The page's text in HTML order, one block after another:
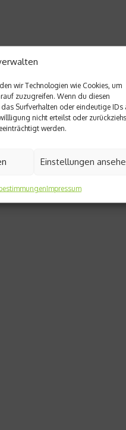
wir Technologien wie Cookies, um
zuzugreifen. Wenn du diesen
Surfverhalten oder eindeutige IDs
nicht erteilst oder
werden.
Einstellungen
Impressum